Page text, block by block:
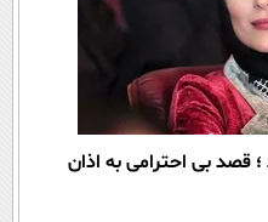
قصد بی احترامی به اذان